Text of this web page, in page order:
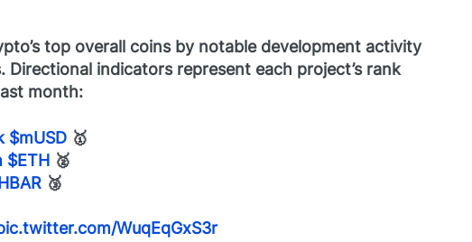
top overall coins by notable development activity
Directional indicators represent each project’s rank
month:
$mUSD 🥇
$ETH 🥈
🥉
WuqEqGxS3r